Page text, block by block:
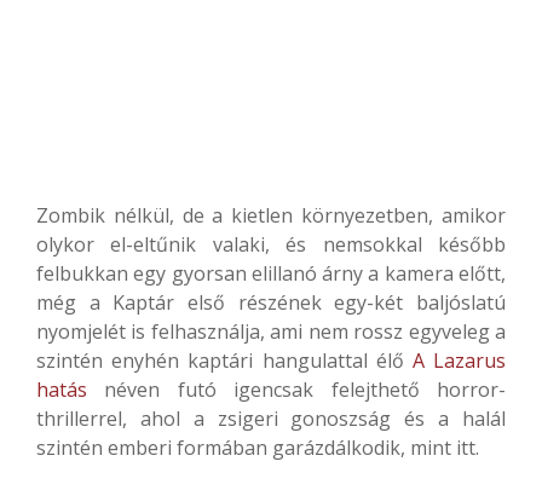
Zombik nélkül, de a kietlen környezetben, amikor
olykor el-eltűnik valaki, és nemsokkal később
felbukkan egy gyorsan elillanó árny a kamera előtt,
még a Kaptár első részének egy-két baljóslatú
nyomjelét is felhasználja, ami nem rossz egyveleg a
szintén enyhén kaptári hangulattal élő A Lazarus
hatás néven futó igencsak felejthető horror-
thrillerrel, ahol a zsigeri gonoszság és a halál
szintén emberi formában garázdálkodik, mint itt.